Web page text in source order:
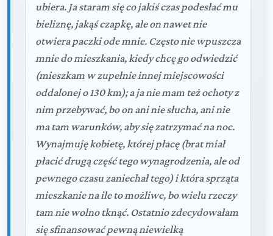
ubiera. Ja staram się co jakiś czas podesłać mu
bieliznę, jakąś czapkę, ale on nawet nie
otwiera paczki ode mnie. Często nie wpuszcza
mnie do mieszkania, kiedy chcę go odwiedzić
(mieszkam w zupełnie innej miejscowości
oddalonej o 130 km); a ja nie mam też ochoty z
nim przebywać, bo on ani nie słucha, ani nie
ma tam warunków, aby się zatrzymać na noc.
Wynajmuję kobietę, której płacę (brat miał
płacić drugą część tego wynagrodzenia, ale od
pewnego czasu zaniechał tego) i która sprząta
mieszkanie na ile to możliwe, bo wielu rzeczy
tam nie wolno tknąć. Ostatnio zdecydowałam
się sfinansować pewną niewielką